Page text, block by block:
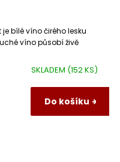
SKLADEM (152 KS)
Do košíku
je bílé víno čirého lesku
víno působí živě